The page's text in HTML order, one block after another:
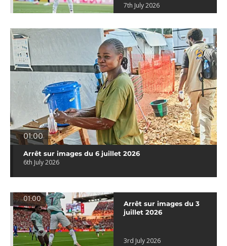
7th July 2026
01:00
Arrêt sur images du 6 juillet 2026
6th July 2026
01:00
Arrêt sur images du 3
juillet 2026
3rd July 2026